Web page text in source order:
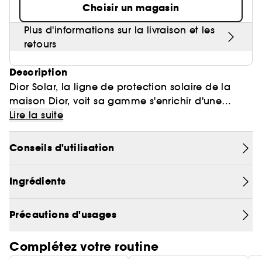
Choisir un magasin
Plus d'informations sur la livraison et les
retours
Description
Dior Solar, la ligne de protection solaire de la
maison Dior, voit sa gamme s'enrichir d'une
crème solaire haute protection pour le corps.
Dotée d'un SPF 50, Dior Solar La Crème Protectrice
monoï.
Sa texture agréable pénètre rapidement sans
Lire la suite
Conseils d'utilisation
Ingrédients
Précautions d'usages
Complétez votre routine